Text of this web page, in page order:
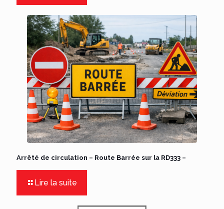
Arrêté de circulation – Route Barrée sur la RD333 –
Lire la suite